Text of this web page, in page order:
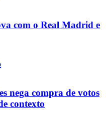
com o Real Madrid e
nega compra de votos
contexto